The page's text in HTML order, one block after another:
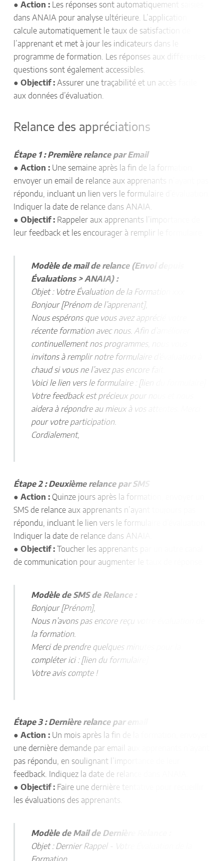
● Action :Les réponses sont automatiquement saisies
dans ANAIA pour analyse ultérieure. L’application
calcule automatiquement le taux de satisfaction de
l’apprenant et met à jour les indicateurs dans le
programme de formation. Les réponses aux différentes
questions sont également accessibles.
● Objectif :Assurer une traçabilité et un accès facile
aux données d’évaluation.
Relance des appréciations
Étape 1 : Première relance par Email
● Action :Une semaine après la fin de la formation,
envoyer un email de relance aux apprenants n’ayant pas
répondu, incluant un lien vers le formulaire d’évaluation.
Indiquer la date de relance dans ANAIA.
● Objectif :Rappeler aux apprenants l’importance de
leur feedback et les encourager à remplir le formulaire.
Modèle de mail de relance (Envoi depuis
Évaluations > ANAIA) :
Objet : Votre Évaluation de la Formation xxx
Bonjour [Prénom de l’apprenant],
Nous espérons que vous avez apprécié votre
récente formation avec nous. Afin d’améliorer
continuellement nos programmes, nous vous
invitons à remplir notre formulaire d’évaluation à
chaud si vous ne l’avez pas encore fait.
Voici le lien vers le formulaire : [lien du formulaire]
Votre feedback est précieux pour nous et nous
aidera à répondre au mieux à vos attentes. Merci
pour votre participation.
Cordialement,
Étape 2 : Deuxième relance par SMS
● Action :Quinze jours après la formation, envoyer un
SMS de relance aux apprenants n’ayant toujours pas
répondu, incluant le lien vers le formulaire d’évaluation.
Indiquer la date de relance dans ANAIA.
● Objectif :Toucher les apprenants par un autre canal
de communication pour augmenter le taux de réponse.
Modèle de SMS de Relance :
Bonjour [Prénom],
Nous n’avons pas encore reçu votre évaluation de
la formation.
Merci de prendre quelques minutes pour la
compléter ici : [lien du formulaire]
Votre avis compte !
Étape 3 : Dernière relance par email
● Action :Un mois après la fin de la formation, envoyer
une dernière demande par email aux apprenants n’ayant
pas répondu, en soulignant l’importance de leur
feedback. Indiquez la date de relance dans ANAIA.
● Objectif :Faire une dernière tentative pour recueillir
les évaluations des apprenants.
Modèle de Mail de Dernière Relance :
Objet : Dernier Rappel - Votre Évaluation de la